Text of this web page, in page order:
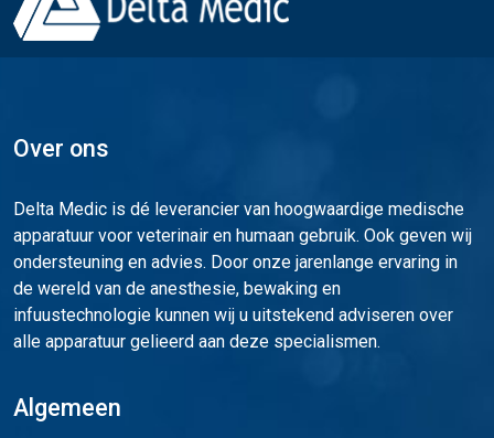
Over ons
Delta Medic is dé leverancier van hoogwaardige medische
apparatuur voor veterinair en humaan gebruik. Ook geven wij
ondersteuning en advies. Door onze jarenlange ervaring in
de wereld van de anesthesie, bewaking en
infuustechnologie kunnen wij u uitstekend adviseren over
alle apparatuur gelieerd aan deze specialismen.
Algemeen